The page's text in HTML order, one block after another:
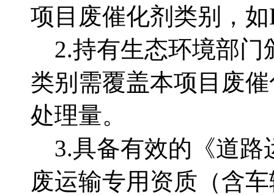
项目废催化剂类别，
2.持有生态环境部
类别需覆盖本项目废
处理量。
3.具备有效的《道
废运输专用资质（含